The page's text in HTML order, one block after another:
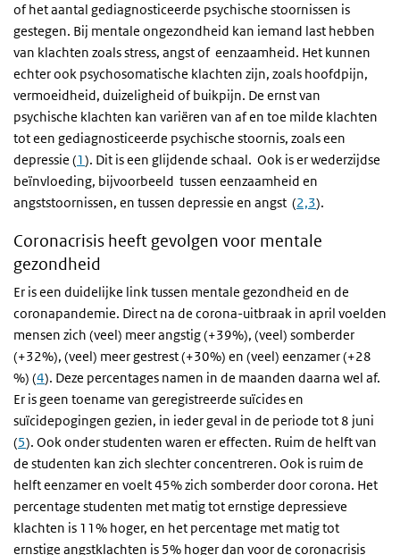
of het aantal gediagnosticeerde psychische stoornissen is
gestegen. Bij mentale ongezondheid kan iemand last hebben
van klachten zoals stress, angst of eenzaamheid. Het kunnen
echter ook psychosomatische klachten zijn, zoals hoofdpijn,
vermoeidheid, duizeligheid of buikpijn. De ernst van
psychische klachten kan variëren van af en toe milde klachten
tot een gediagnosticeerde psychische stoornis, zoals een
depressie (1). Dit is een glijdende schaal. Ook is er wederzijdse
beïnvloeding, bijvoorbeeld tussen eenzaamheid en
angststoornissen, en tussen depressie en angst (2,3).
Coronacrisis heeft gevolgen voor mentale
gezondheid
Er is een duidelijke link tussen mentale gezondheid en de
coronapandemie. Direct na de corona-uitbraak in april voelden
mensen zich (veel) meer angstig (+39%), (veel) somberder
(+32%), (veel) meer gestrest (+30%) en (veel) eenzamer (+28
%) (4). Deze percentages namen in de maanden daarna wel af.
Er is geen toename van geregistreerde suïcides en
suïcidepogingen gezien, in ieder geval in de periode tot 8 juni
(5). Ook onder studenten waren er effecten. Ruim de helft van
de studenten kan zich slechter concentreren. Ook is ruim de
helft eenzamer en voelt 45% zich somberder door corona. Het
percentage studenten met matig tot ernstige depressieve
klachten is 11% hoger, en het percentage met matig tot
ernstige angstklachten is 5% hoger dan voor de coronacrisis